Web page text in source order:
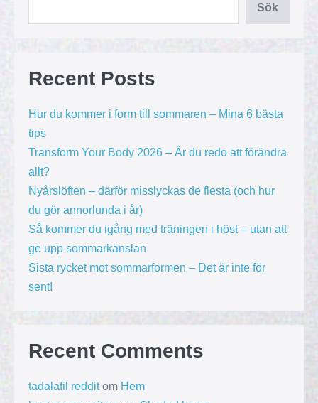
Sök
Recent Posts
Hur du kommer i form till sommaren – Mina 6 bästa
tips
Transform Your Body 2026 – Är du redo att förändra
allt?
Nyårslöften – därför misslyckas de flesta (och hur
du gör annorlunda i år)
Så kommer du igång med träningen i höst – utan att
ge upp sommarkänslan
Sista rycket mot sommarformen – Det är inte för
sent!
Recent Comments
tadalafil redditom Hem